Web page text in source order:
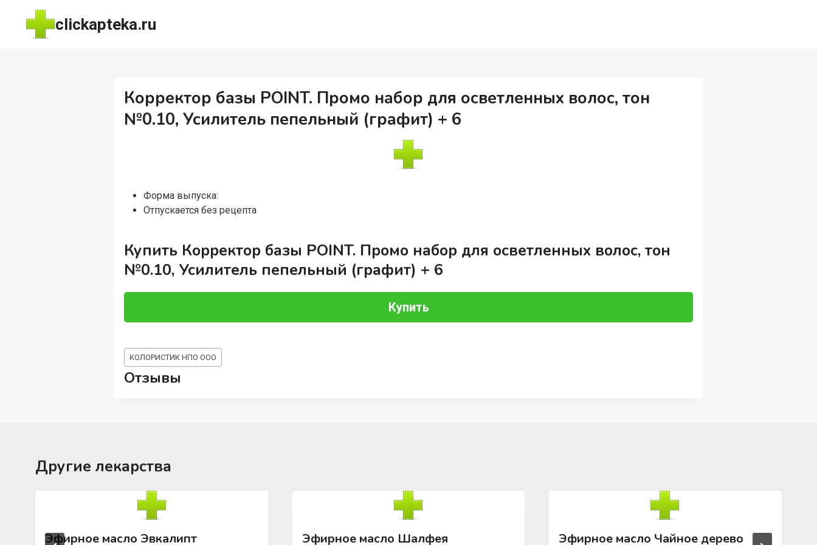
Перейти
содержимому
clickapteka.ru
Корректор базы POINT. Промо набор для осветленных волос, тон
№0.10, Усилитель пепельный (графит) + 6
Форма выпуска:
Отпускается без рецепта
Купить Корректор базы POINT. Промо набор для осветленных волос, тон
№0.10, Усилитель пепельный (графит) + 6
Купить
Метки
записи:
КОЛОРИСТИК НПО ООО
Отзывы
Другие лекарства
Эфирное масло Эвкалипт Эфирное масло Шалфея Эфирное масло Чайное дерево